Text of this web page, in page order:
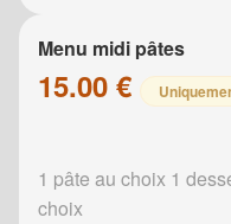
Menu midi pâtes
15.00 €
1 pâte au choix 1
choix